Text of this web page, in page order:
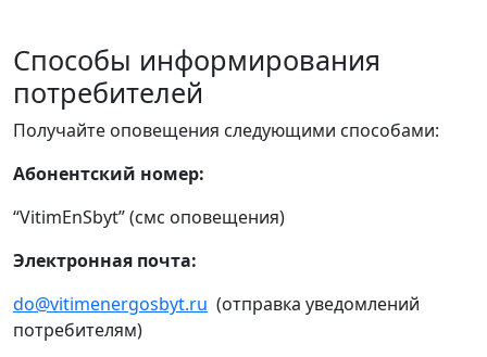
Способы информирования
потребителей
Получайте оповещения следующими способами:
Абонентский номер:
“VitimEnSbyt” (смс оповещения)
Электронная почта:
do@vitimenergosbyt.ru (отправка уведомлений
потребителям)